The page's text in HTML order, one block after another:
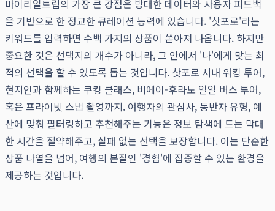
마이리얼트립의 가장 큰 강점은 방대한 데이터와 사용자 피드백
을 기반으로 한 정교한 큐레이션 능력에 있습니다. '삿포로'라는
키워드를 입력하면 수백 가지의 상품이 쏟아져 나옵니다. 하지만
중요한 것은 선택지의 개수가 아니라, 그 안에서 '나'에게 맞는 최
적의 선택을 할 수 있도록 돕는 것입니다. 삿포로 시내 워킹 투어,
현지인과 함께하는 쿠킹 클래스, 비에이-후라노 일일 버스 투어,
혹은 프라이빗 스냅 촬영까지. 여행자의 관심사, 동반자 유형, 예
산에 맞춰 필터링하고 추천해주는 기능은 정보 탐색에 드는 막대
한 시간을 절약해주고, 실패 없는 선택을 보장합니다. 이는 단순한
상품 나열을 넘어, 여행의 본질인 '경험'에 집중할 수 있는 환경을
제공하는 것입니다.